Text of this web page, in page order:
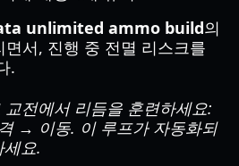
unlimited ammo build의
서, 진행 중 전멸 리스크를
.
교전에서 리듬을 훈련하세요:
→ 이동. 이 루프가 자동화되
요.